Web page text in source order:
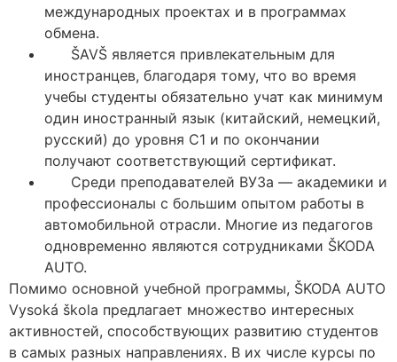
международных проектах и в программах
обмена.
ŠAVŠ является привлекательным для
иностранцев, благодаря тому, что во время
учебы студенты обязательно учат как минимум
один иностранный язык (китайский, немецкий,
русский) до уровня С1 и по окончании
получают соответствующий сертификат.
Среди преподавателей ВУЗа — академики и
профессионалы с большим опытом работы в
автомобильной отрасли. Многие из педагогов
одновременно являются сотрудниками ŠKODA
AUTO.
Помимо основной учебной программы, ŠKODA AUTO
Vysoká škola предлагает множество интересных
активностей, способствующих развитию студентов
в самых разных направлениях. В их числе курсы по